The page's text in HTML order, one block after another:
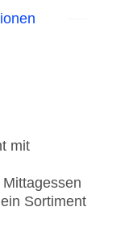
mit
Sortiment